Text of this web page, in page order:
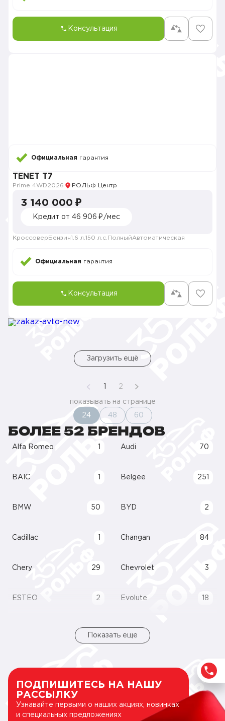
Консультация
Официальная гарантия
TENET T7
Prime 4WD2026 РОЛЬФ Центр
3 140 000 ₽
Кредит от 46 906 ₽/мес
Кроссовер Бензин1.6 л. 150 л.с. ПолныйАвтоматическая
Официальная гарантия
Консультация
Загрузить ещё
2
показывать на странице
24 48 60
БОЛЕЕ 52 БРЕНДОВ
Alfa Romeo Audi 70
BAIC Belgee 251
BMW 50 BYD 2
Cadillac Changan 84
Chery 29 Chevrolet 3
ESTEO 2 Evolute 18
Показать еще
ПОДПИШИТЕСЬ НА НАШУ
РАССЫЛКУ
Узнавайте первыми о наших акциях, новинках
и специальных предложениях